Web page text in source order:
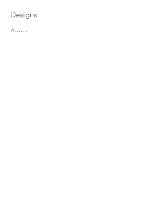
Designs
4you